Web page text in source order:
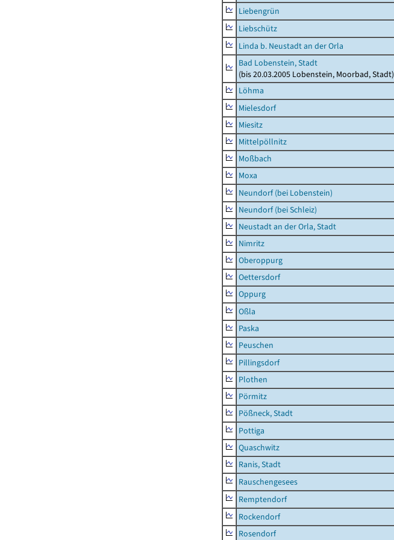
Liebengrün
Liebschütz
Linda b. Neustadt an der Orla
Bad Lobenstein, Stadt
(bis 20.03.2005 Lobenstein, Moorbad, Stadt)
Löhma
Mielesdorf
Miesitz
Mittelpöllnitz
Moßbach
Moxa
Neundorf (bei Lobenstein)
Neundorf (bei Schleiz)
Neustadt an der Orla, Stadt
Nimritz
Oberoppurg
Oettersdorf
Oppurg
Oßla
Paska
Peuschen
Pillingsdorf
Plothen
Pörmitz
Pößneck, Stadt
Pottiga
Quaschwitz
Ranis, Stadt
Rauschengesees
Remptendorf
Rockendorf
Rosendorf